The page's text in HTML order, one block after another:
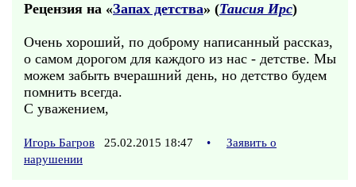
Рецензия на «Запах детства» (Таисия Ирс)
Очень хороший, по доброму написанный рассказ,
о самом дорогом для каждого из нас - детстве. Мы
можем забыть вчерашний день, но детство будем
помнить всегда.
С уважением,
Игорь Багров 25.02.2015 18:47 •
Заявить о
нарушении